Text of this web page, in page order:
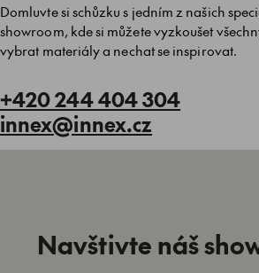
Domluvte si schůzku s jedním z našich
showroom, kde si můžete vyzkoušet
vybrat materiály a nechat se inspirovat.
+420 244 404 304
innex@innex.cz
Navštivte náš